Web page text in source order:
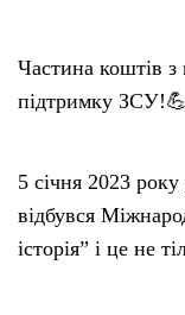
Частина коштів з
підтримку ЗСУ!💪
5 січня 2023
відбувся
історія” і це не